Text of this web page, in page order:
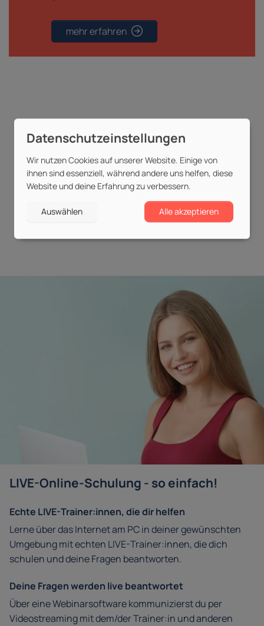
mehr erfahren
» Wir verhelfenMenschen und
Unternehmenzu mehr Erfolg &
Produktivität«
mehr erfahren
LIVE-Online-Schulung - so einfach!
Echte LIVE-Trainer:innen, die dir helfen
Lerne über das Internet am PC in deiner gewünschten
Umgebung mit echten LIVE-Trainer:innen, die dich
schulen und deine Fragen beantworten.
Deine Fragen werden live beantwortet
Über eine Webinarsoftware kommunizierst du per
Videostreaming mit dem/der Trainer:in und anderen
Wir nutzen Cookies auf unserer Website. Einige von
ihnen sind essenziell, während andere uns helfen, diese
Website und deine Erfahrung zu verbessern.
Auswählen Alle akzeptieren